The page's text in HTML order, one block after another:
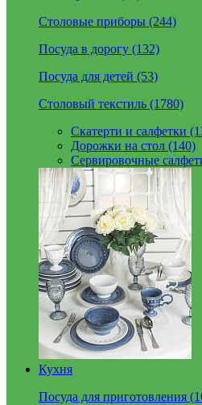
Столовые приборы (244)
Посуда в дорогу (132)
Посуда для детей (53)
Столовый текстиль (1780)
Скатерти и салфетки
Дорожки на стол (140)
Сервировочные
Кухня
Посуда для приготовления